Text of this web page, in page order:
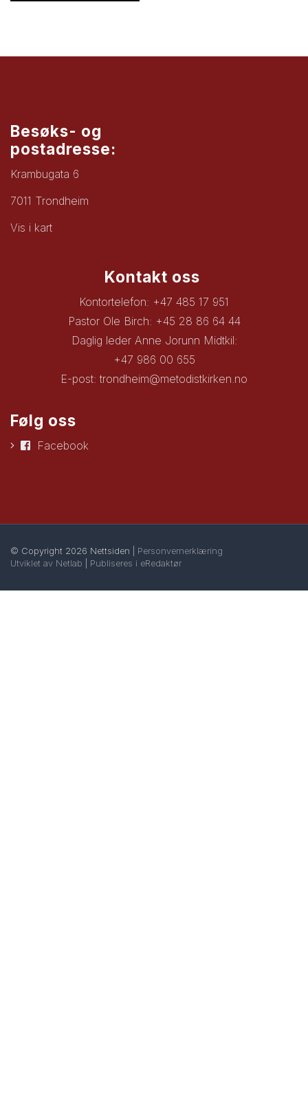
Besøks- og
postadresse:
Krambugata 6
7011 Trondheim
Vis i kart
Kontakt oss
Kontortelefon: +47 485 17 951
Pastor Ole Birch: +45 28 86 64 44
Daglig leder Anne Jorunn Midtkil:
+47 986 00 655
E-post:trondheim@metodistkirken.no
Følg oss
Facebook
© Copyright 2026 Nettsiden | Personvernerklæring
Utviklet av Netlab
Publiseres i eRedaktør